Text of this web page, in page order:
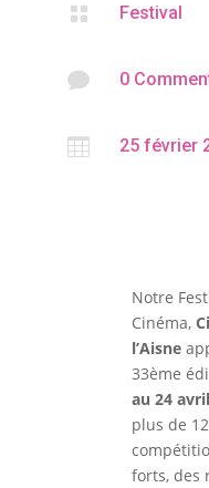
 Festival
 0
 25 février
Notre
Cinéma,
l’Aisne
33ème
au 24
plus de
forts, des